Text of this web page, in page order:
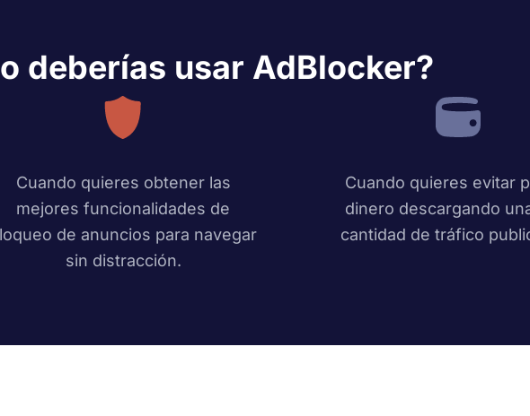
deberías usar AdBlocker?
Cuando quieres obtener las
mejores funcionalidades de
de anuncios para navegar
sin distracción.
Cuando quieres evitar
dinero descargando
cantidad de tráfico